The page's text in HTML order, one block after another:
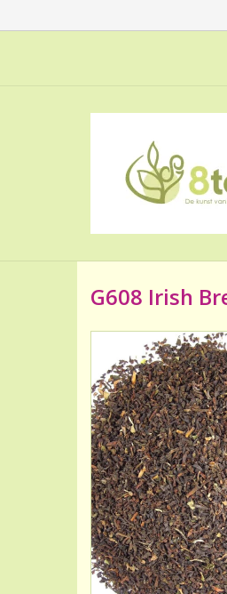
G608 Irish